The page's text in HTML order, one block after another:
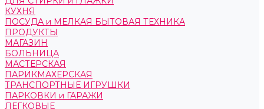
КУХНЯ
ПОСУДА и МЕЛКАЯ БЫТОВАЯ ТЕХНИКА
ПРОДУКТЫ
МАГАЗИН
БОЛЬНИЦА
МАСТЕРСКАЯ
ПАРИКМАХЕРСКАЯ
ТРАНСПОРТНЫЕ ИГРУШКИ
ПАРКОВКИ и ГАРАЖИ
ЛЕГКОВЫЕ